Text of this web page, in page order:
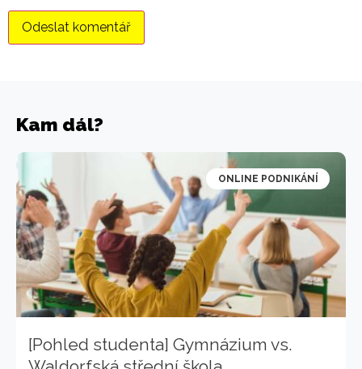
Kam dál?
ONLINE PODNIKÁNÍ
[Pohled studenta] Gymnázium vs.